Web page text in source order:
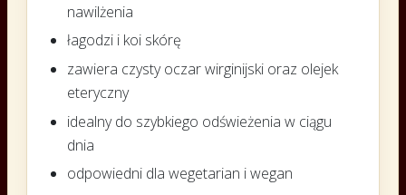
nawilżenia
łagodzi i koi skórę
zawiera czysty oczar wirginijski oraz olejek
eteryczny
idealny do szybkiego odświeżenia w ciągu
dnia
odpowiedni dla wegetarian i wegan